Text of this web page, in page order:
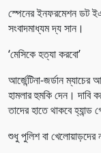
স্পেনের ইনফরমেশন ডট
সংবাদমাধ্যম দ্য সান।
‘মেসিকে হত্যা করবো’
আর্জেন্টিনা-জর্ডান
হামলার হুমকি দেন। দাবি
তাদের হাতে থাকবে
শুধু পুলিশ বা খেলোয়াড়দের